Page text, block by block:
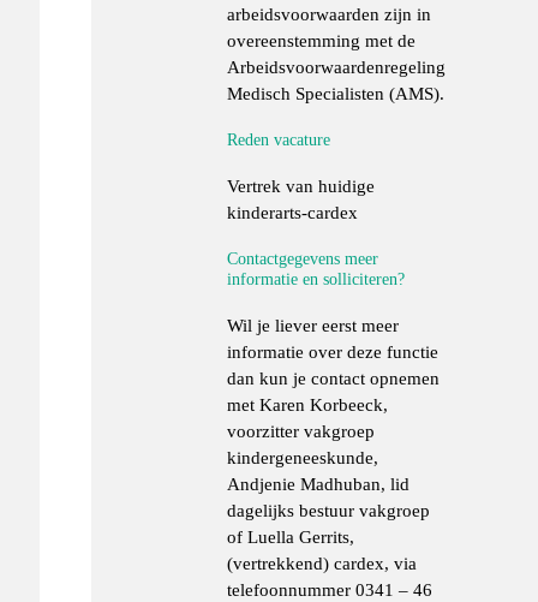
arbeidsvoorwaarden zijn in
overeenstemming met de
Arbeidsvoorwaardenregeling
Medisch Specialisten (AMS).
Reden vacature
Vertrek van huidige
kinderarts-cardex
Contactgegevens meer
informatie en solliciteren?
Wil je liever eerst meer
informatie over deze functie
dan kun je contact opnemen
met Karen Korbeeck,
voorzitter vakgroep
kindergeneeskunde,
Andjenie Madhuban, lid
dagelijks bestuur vakgroep
of Luella Gerrits,
(vertrekkend) cardex, via
telefoonnummer 0341 – 46